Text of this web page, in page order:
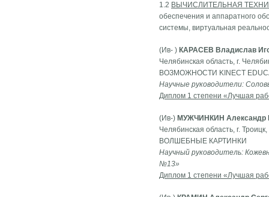
1.2 ВЫЧИСЛИТЕЛЬНАЯ
обеспечения и аппаратного
системы, виртуальная
(Ив- ) КАРАСЕВ Владислав
Челябинская область, г.
ВОЗМОЖНОСТИ KINECT
Научные руководители:
Диплом 1 степени «Лучшая
(Ив-) МУЖЧИНКИН Александр
Челябинская область, г.
ВОЛШЕБНЫЕ КАРТИНКИ
Научный руководитель:
№13»
Диплом 1 степени «Лучшая